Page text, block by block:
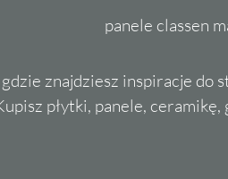
panele classen
znajdziesz inspiracje do
płytki, panele,